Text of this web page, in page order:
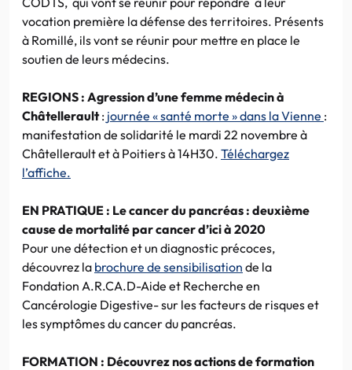
vocation première la défense des territoires. Présents
à Romillé, ils vont se réunir pour mettre en place le
soutien de leurs médecins.
REGIONS : Agression d’une femme médecin à
Châtellerault : journée « santé morte » dans la Vienne :
manifestation de solidarité le mardi 22 novembre à
Châtellerault et à Poitiers à 14H30. Téléchargez
l’affiche.
EN PRATIQUE : Le cancer du pancréas : deuxième
cause de mortalité par cancer d’ici à 2020
Pour une détection et un diagnostic précoces,
découvrez la brochure de sensibilisation de la
Fondation A.R.CA.D-Aide et Recherche en
Cancérologie Digestive- sur les facteurs de risques et
les symptômes du cancer du pancréas.
FORMATION : Découvrez nos actions de formation